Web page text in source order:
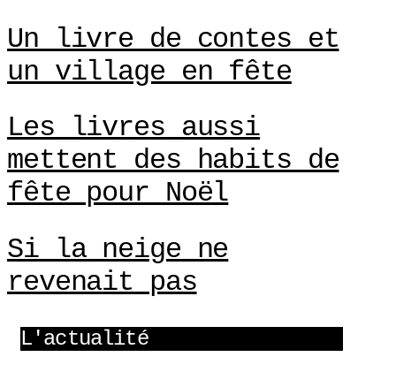
Un livre de contes et
un village en fête
Les livres aussi
mettent des habits de
fête pour Noël
Si la neige ne
revenait pas
L'actualité